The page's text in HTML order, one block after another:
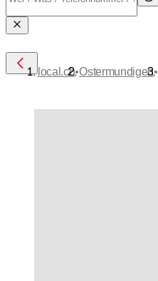
local.ch•Ostermundigen•